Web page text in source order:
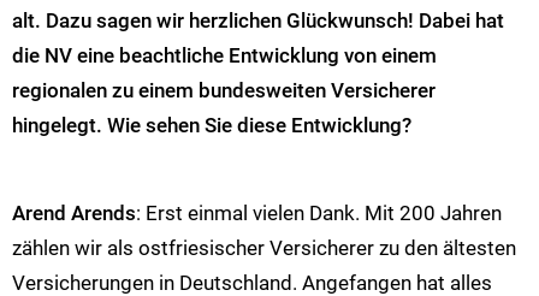
alt. Dazu sagen wir herzlichen Glückwunsch! Dabei hat
die NV eine beachtliche Entwicklung von einem
regionalen zu einem bundesweiten Versicherer
hingelegt. Wie sehen Sie diese Entwicklung?
Arend Arends: Erst einmal vielen Dank. Mit 200 Jahren
zählen wir als ostfriesischer Versicherer zu den ältesten
Versicherungen in Deutschland. Angefangen hat alles